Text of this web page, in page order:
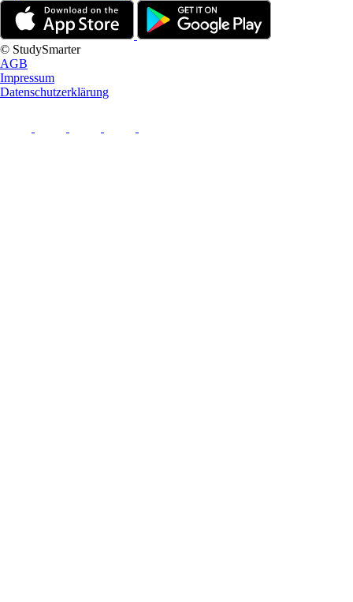
© StudySmarter
AGB
Impressum
Datenschutzerklärung